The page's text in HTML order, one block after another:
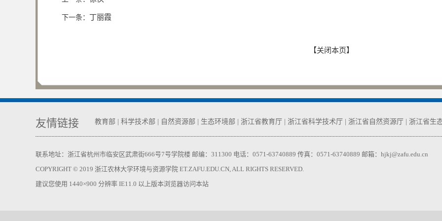
下一条： 丁丽霞
【关闭本页】
友情链接 教育部 科学技术部 自然资源部 生态环境部 浙江省教育厅 浙江省科学技术厅 浙江省自然资源厅 浙江省生
联系地址：浙江省杭州市临安区武肃街666号7号学院楼 邮编：311300 电话：0571-63740889 传真：0571-63740889 邮箱：hjkj@zafu.edu.cn
COPYRIGHT © 2019 浙江农林大学环境与资源学院 ET.ZAFU.EDU.CN, ALL RIGHTS RESERVED.
建议您使用 1440×900 分辨率 IE11.0 以上版本浏览器访问本站